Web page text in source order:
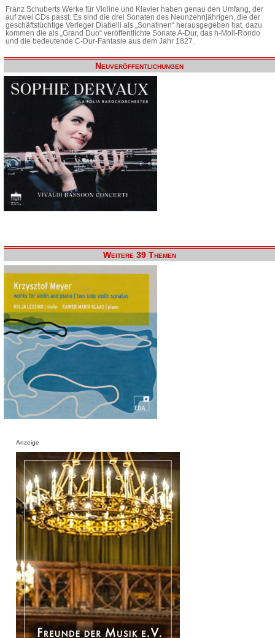
Franz Schuberts Werke für Violine und Klavier haben genau den Umfang, der
auf zwei CDs passt. Es sind die drei Sonaten des Neunzehnjährigen, die der
geschäftstüchtige Verleger Diabelli als „Sonatinen“ herausgegeben hat, dazu
kommen die als „Grand Duo“ veröffentlichte Sonate A-Dur, das h-Moll-Rondo
und die bedeutende C-Dur-Fantasie aus dem Jahr 1827.
Neuveröffentlichungen
Weitere 39 Themen
Anzeige